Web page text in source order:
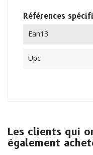
Références
Ean13
Upc
Les clients qui
également